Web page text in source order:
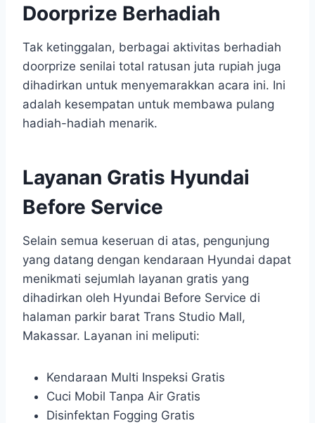
Doorprize Berhadiah
Tak ketinggalan, berbagai aktivitas berhadiah
doorprize senilai total ratusan juta rupiah juga
dihadirkan untuk menyemarakkan acara ini. Ini
adalah kesempatan untuk membawa pulang
hadiah-hadiah menarik.
Layanan Gratis Hyundai
Before Service
Selain semua keseruan di atas, pengunjung
yang datang dengan kendaraan Hyundai dapat
menikmati sejumlah layanan gratis yang
dihadirkan oleh Hyundai Before Service di
halaman parkir barat Trans Studio Mall,
Makassar. Layanan ini meliputi:
Kendaraan Multi Inspeksi Gratis
Cuci Mobil Tanpa Air Gratis
Disinfektan Fogging Gratis